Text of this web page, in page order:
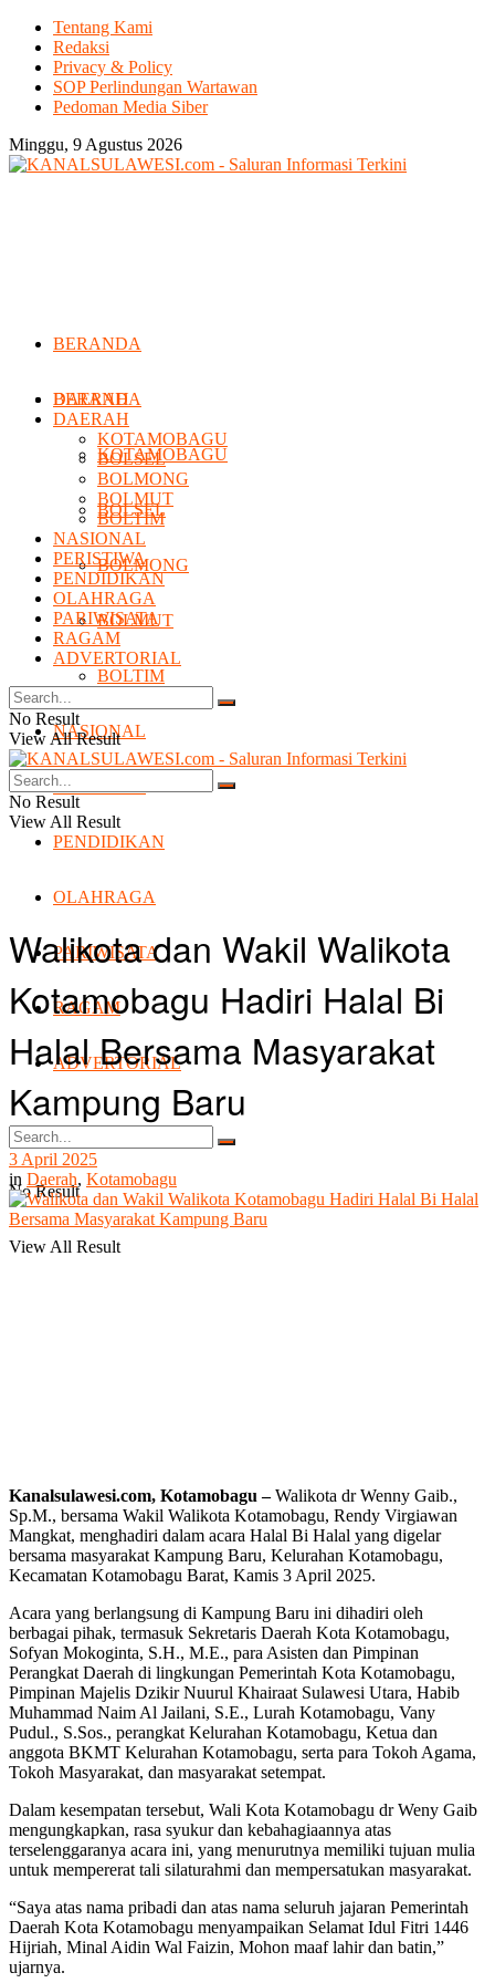
Tentang Kami
Redaksi
Privacy & Policy
SOP Perlindungan Wartawan
Pedoman Media Siber
Minggu, 9 Agustus 2026
BERANDA
DAERAH
KOTAMOBAGU
BOLSEL
BOLMONG
BOLMUT
BOLTIM
NASIONAL
PERISTIWA
PENDIDIKAN
OLAHRAGA
PARIWISATA
RAGAM
ADVERTORIAL
No Result
View All Result
BERANDA
DAERAH
KOTAMOBAGU
BOLSEL
BOLMONG
BOLMUT
BOLTIM
NASIONAL
PERISTIWA
PENDIDIKAN
OLAHRAGA
PARIWISATA
RAGAM
ADVERTORIAL
No Result
View All Result
No Result
View All Result
Walikota dan Wakil Walikota
Kotamobagu Hadiri Halal Bi
Halal Bersama Masyarakat
Kampung Baru
3 April 2025
in Daerah, Kotamobagu
Kanalsulawesi.com, Kotamobagu –Walikota dr Wenny Gaib.,
Sp.M., bersama Wakil Walikota Kotamobagu, Rendy Virgiawan
Mangkat, menghadiri dalam acara Halal Bi Halal yang digelar
bersama masyarakat Kampung Baru, Kelurahan Kotamobagu,
Kecamatan Kotamobagu Barat, Kamis 3 April 2025.
Acara yang berlangsung di Kampung Baru ini dihadiri oleh
berbagai pihak, termasuk Sekretaris Daerah Kota Kotamobagu,
Sofyan Mokoginta, S.H., M.E., para Asisten dan Pimpinan
Perangkat Daerah di lingkungan Pemerintah Kota Kotamobagu,
Pimpinan Majelis Dzikir Nuurul Khairaat Sulawesi Utara, Habib
Muhammad Naim Al Jailani, S.E., Lurah Kotamobagu, Vany
Pudul., S.Sos., perangkat Kelurahan Kotamobagu, Ketua dan
anggota BKMT Kelurahan Kotamobagu, serta para Tokoh Agama,
Tokoh Masyarakat, dan masyarakat setempat.
Dalam kesempatan tersebut, Wali Kota Kotamobagu dr Weny Gaib
mengungkapkan, rasa syukur dan kebahagiaannya atas
terselenggaranya acara ini, yang menurutnya memiliki tujuan mulia
untuk mempererat tali silaturahmi dan mempersatukan masyarakat.
“Saya atas nama pribadi dan atas nama seluruh jajaran Pemerintah
Daerah Kota Kotamobagu menyampaikan Selamat Idul Fitri 1446
Hijriah, Minal Aidin Wal Faizin, Mohon maaf lahir dan batin,”
ujarnya.